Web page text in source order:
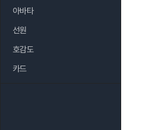
아바타
선원
호감도
카드